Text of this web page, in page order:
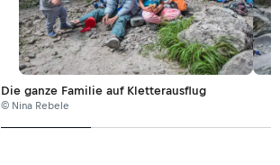
Die ganze Familie auf Kletterausflug
© Nina Rebele